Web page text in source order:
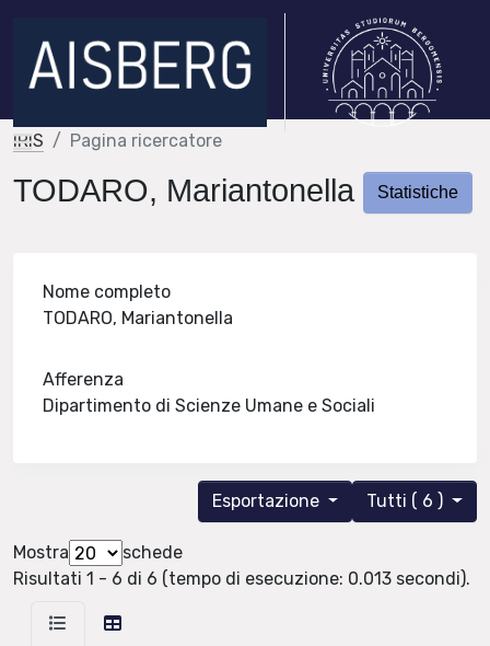
IRIS Pagina ricercatore
TODARO, Mariantonella Statistiche
Nome completo
TODARO, Mariantonella
Afferenza
Dipartimento di Scienze Umane e Sociali
Tutti ( 6 )
Esportazione
Mostra
schede
Risultati 1 - 6 di 6 (tempo di esecuzione: 0.013 secondi).